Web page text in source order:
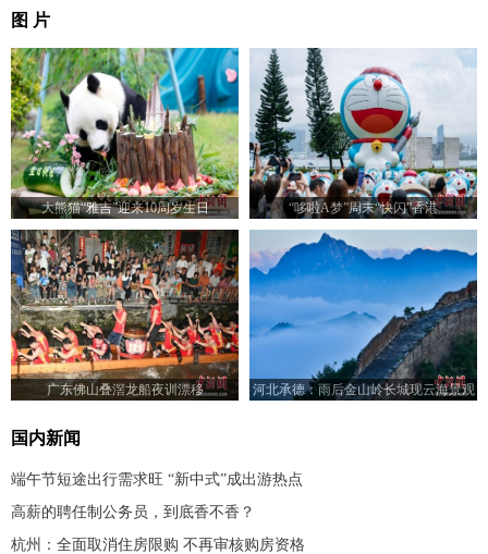
图 片
大熊猫“雅吉”迎来10周岁生日 “哆啦A梦”周末“快闪”香港
广东佛山叠滘龙船夜训漂移 河北承德：雨后金山岭长城现云海景观
国内新闻
端午节短途出行需求旺 “新中式”成出游热点
高薪的聘任制公务员，到底香不香？
杭州：全面取消住房限购 不再审核购房资格